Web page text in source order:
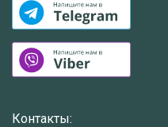
Контакты: